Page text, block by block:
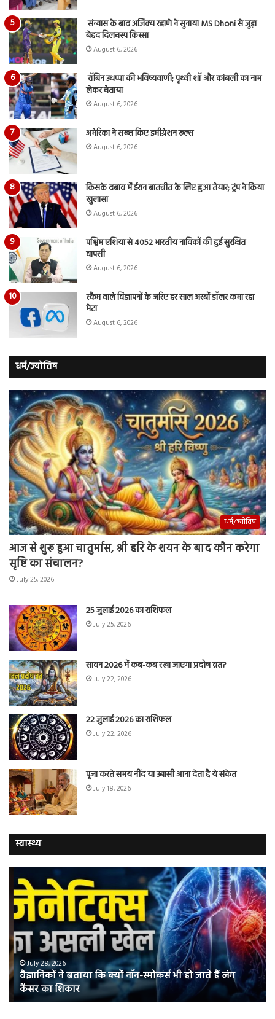
संन्यास के बाद अजिंक्‍य रहाणे ने सुनाया MS Dhoni से जुड़ा
बेहद दिलचस्प किस्सा
August 6, 2026
रॉबिन उथप्पा की भविष्यवाणी; पृथ्वी शॉ और कांबली का नाम
लेकर चेताया
August 6, 2026
अमेरिका ने सख्त किए इमीग्रेशन रूल्स
August 6, 2026
किसके दबाव में ईरान बातचीत के लिए हुआ तैयार; ट्रंप ने किया
खुलासा
August 6, 2026
पश्चिम एशिया से 4052 भारतीय नाविकों की हुई सुरक्षित
वापसी
August 6, 2026
स्कैम वाले विज्ञापनों के जरिए हर साल अरबों डॉलर कमा रहा
मेटा
August 6, 2026
धर्म/ज्योतिष
धर्म/ज्योतिष
आज से शुरू हुआ चातुर्मास, श्री हरि के शयन के बाद कौन करेगा
सृष्टि का संचालन?
July 25, 2026
25 जुलाई 2026 का राशिफल
July 25, 2026
सावन 2026 में कब-कब रखा जाएगा प्रदोष व्रत?
July 22, 2026
22 जुलाई 2026 का राशिफल
July 22, 2026
पूजा करते समय नींद या उबासी आना देता है ये संकेत
July 18, 2026
स्वास्थ्य
बताया
कि
क्यों
नॉन-
स्मोकर्स
भी
हो
हैं
July 28, 2026
वैज्ञानिकों ने बताया कि क्यों नॉन-स्मोकर्स भी हो जाते हैं लंग
कैंसर का शिकार
में
की